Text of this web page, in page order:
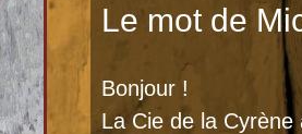
Le mot de
Bonjour !
La Cie de la Cyrène